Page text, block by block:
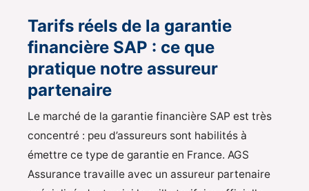
Tarifs réels de la garantie
financière SAP : ce que
pratique notre assureur
partenaire
Le marché de la garantie financière SAP est très
concentré : peu d’assureurs sont habilités à
émettre ce type de garantie en France. AGS
Assurance travaille avec un assureur partenaire